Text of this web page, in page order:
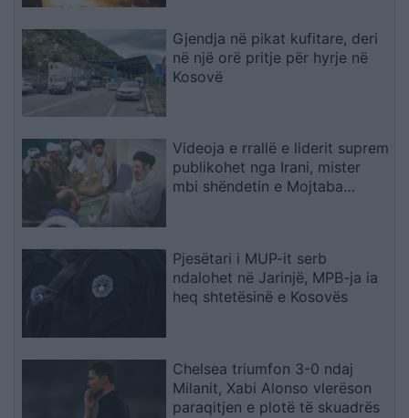
Gjendja në pikat kufitare, deri
në një orë pritje për hyrje në
Kosovë
Videoja e rrallë e liderit suprem
publikohet nga Irani, mister
mbi shëndetin e Mojtaba
Pjesëtari i MUP-it serb
ndalohet në Jarinjë, MPB-ja ia
heq shtetësinë e Kosovës
Chelsea triumfon 3-0 ndaj
Milanit, Xabi Alonso vlerëson
paraqitjen e plotë të skuadrës